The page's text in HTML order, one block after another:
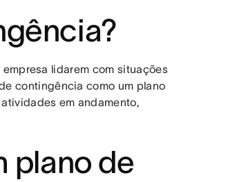
lidarem com situações
contingência como um plano
em andamento,
plano de